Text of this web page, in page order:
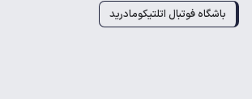
باشگاه فوتبال اتلتیکومادرید